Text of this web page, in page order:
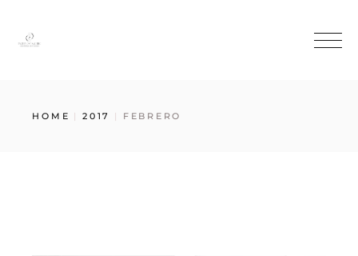
HOME 2017 FEBRERO